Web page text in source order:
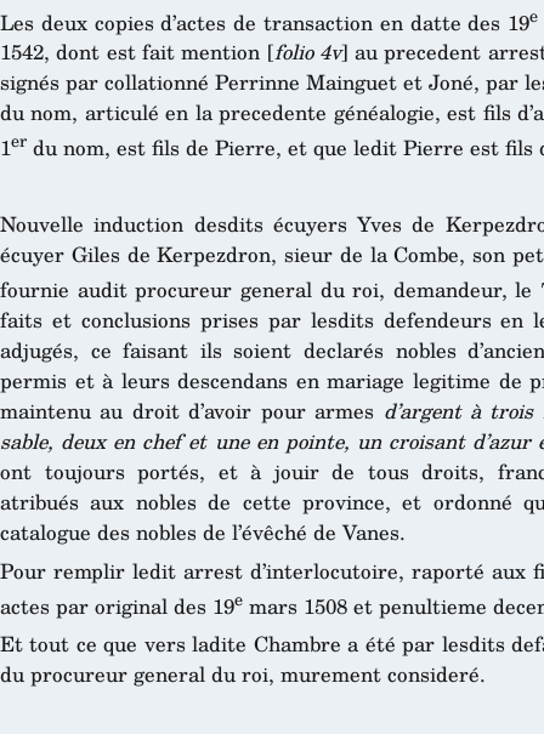
Les deux copies d’actes de transaction en datte des 19e
1542, dont est fait mention [folio 4v] au precedent
signés par collationné Perrinne Mainguet et Joné, par
du nom, articulé en la precedente généalogie, est fils
1er du nom, est fils de Pierre, et que ledit Pierre est fils
Nouvelle induction desdits écuyers Yves de
écuyer Giles de Kerpezdron, sieur de la Combe, son
fournie audit procureur general du roi, demandeur, le
faits et conclusions prises par lesdits defendeurs
adjugés, ce faisant ils soient declarés nobles
permis et à leurs descendans en mariage legitime de
maintenu au droit d’avoir pour armes d’argent à trois
sable, deux en chef et une en pointe, un croisant d’azur
ont toujours portés, et à jouir de tous droits,
atribués aux nobles de cette province, et ordonné
catalogue des nobles de l’évêché de Vanes.
Pour remplir ledit arrest d’interlocutoire, raporté aux
actes par original des 19e mars 1508 et penultieme
Et tout ce que vers ladite Chambre a été par lesdits
du procureur general du roi, murement consideré.